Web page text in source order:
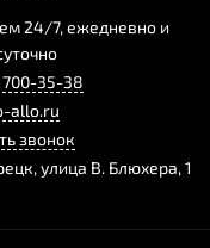
24/7, ежедневно и
35-38
allo.ru
звонок
,улица В. Блюхера, 1